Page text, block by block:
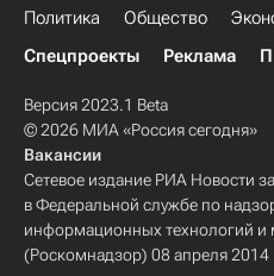
Политика Общество
Спецпроекты
Реклама
Версия 2023.1 Beta
© 2026 МИА «Россия сегодня»
Вакансии
Сетевое издание РИА Новости
в Федеральной службе по
информационных технологий и
(Роскомнадзор) 08 апреля 2014